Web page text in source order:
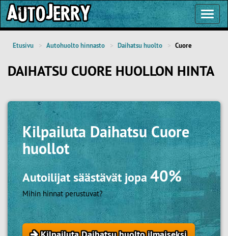
Etusivu Autohuolto hinnasto Daihatsu huolto Cuore
DAIHATSU CUORE HUOLLON HINTA
KilpailutaDaihatsu Cuore
huollot
Autoilijat säästävät jopa40%
Mihin hinnat perustuvat?